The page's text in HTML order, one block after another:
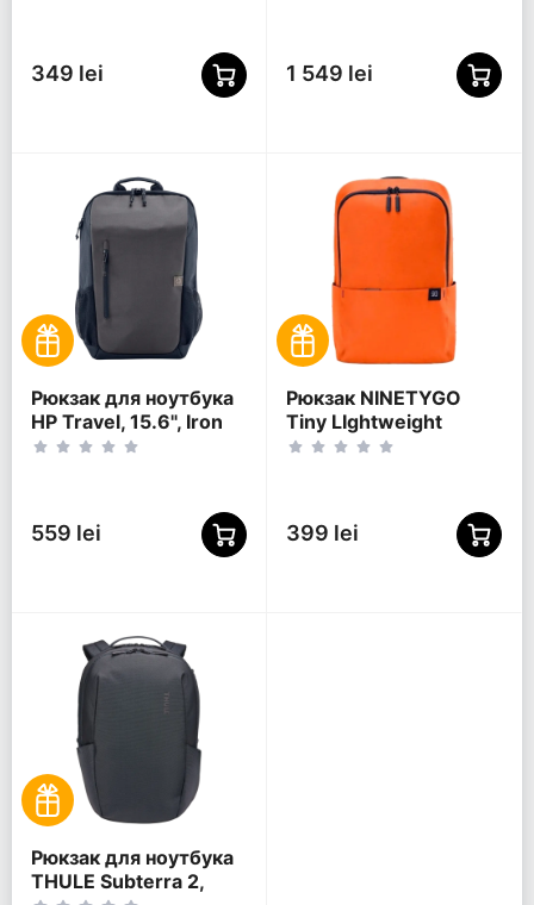
349 lei 1 549 lei
Рюкзак для ноутбука
HP Travel, 15.6", Iron
Grey
559 lei
Рюкзак NINETYGO
Tiny LIghtweight
Casual, 15.6",
399 lei
Рюкзак для ноутбука
THULE Subterra 2,